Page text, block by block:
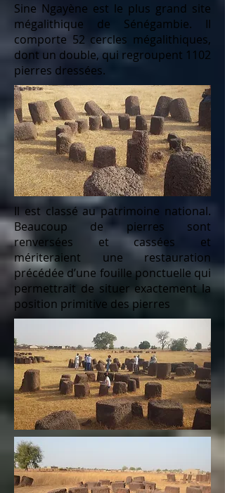
Sine Ngayène est le plus grand site
mégalithique de Sénégambie. Il
comporte 52 cercles mégalithiques,
dont un double, qui regroupent 1102
pierres dressées.
Il est classé au patrimoine national.
Beaucoup de pierres sont
renversées et cassées et
mériteraient une restauration
précédée d’une fouille ponctuelle qui
permettrait de situer exactement la
position primitive des pierres